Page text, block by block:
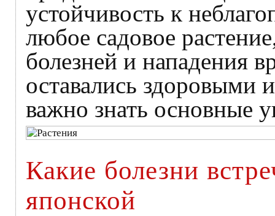
устойчивость к
любое садовое
болезней и нападения
оставались здоровыми
важно знать основные
Какие болезни
японской